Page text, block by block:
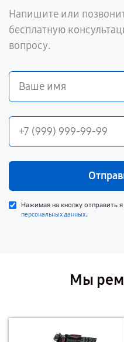
Напишите или
бесплатную
вопросу.
Нажимая на кнопку отправить
персональных данных.
Мы